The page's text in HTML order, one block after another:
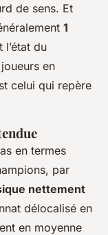
de sens. Et
1
l’état du
en
celui qui repère
en termes
par
nettement
délocalisé en
en moyenne